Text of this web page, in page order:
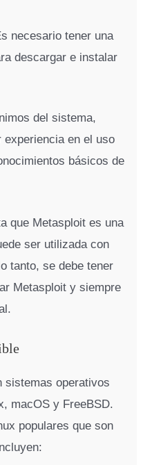
necesario tener una
descargar e instalar
del sistema,
experiencia en el uso
básicos de
que Metasploit es una
ser utilizada con
tanto, se debe tener
Metasploit y siempre
sistemas operativos
macOS y FreeBSD.
populares que son